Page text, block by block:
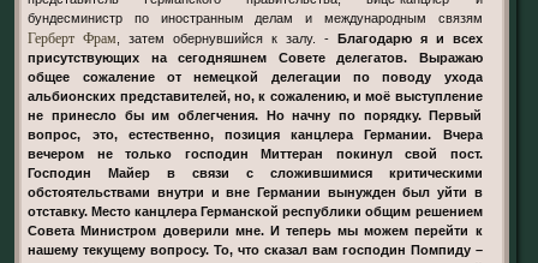
бундесминистр по иностранным делам и международным связям
Герберт Фрам , затем обернувшийся к залу. - Благодарю я и всех
присутствующих на сегодняшнем Совете делегатов. Выражаю
общее сожаление от немецкой делегации по поводу ухода
альбионских представителей, но, к сожалению, и моё выступление
не принесло бы им облегчения. Но начну по порядку. Первый
вопрос, это, естественно, позиция канцлера Германии. Вчера
вечером не только господин Миттеран покинул свой пост.
Господин Майер в связи с сложившимися критическими
обстоятельствами внутри и вне Германии вынужден был уйти в
отставку. Место канцлера Германской республики общим решением
Совета Министром доверили мне. И теперь мы можем перейти к
нашему текущему вопросу. То, что сказал вам господин Помпиду –